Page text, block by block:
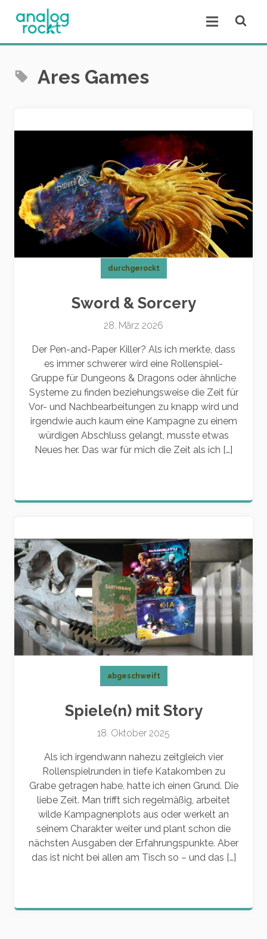
Open menu.
Open
Ares Games
durchgerockt
Sword & Sorcery
28. März 2026
Der Pen-and-Paper Killer? Als ich merkte, dass
es immer schwerer wird eine Rollenspiel-
Gruppe für Dungeons & Dragons oder ähnliche
Systeme zu finden beziehungsweise die Zeit für
Vor- und Nachbearbeitungen zu knapp wird und
irgendwie auch kaum eine Kampagne zu einem
würdigen Abschluss gelangt, musste etwas
Neues her. Das war für mich die Zeit als ich […]
abgeschweift
Spiele(n) mit Story
18. Oktober 2025
Als ich irgendwann nahezu zeitgleich vier
Rollenspielrunden in tiefe Katakomben zu
Grabe getragen habe, hatte ich einen Grund. Die
liebe Zeit. Man trifft sich regelmäßig, arbeitet
wilde Kampagnenplots aus oder werkelt an
seinem Charakter weiter und plant schon die
nächsten Ausgaben der Erfahrungspunkte. Aber
das ist nicht bei allen am Tisch so – und das […]